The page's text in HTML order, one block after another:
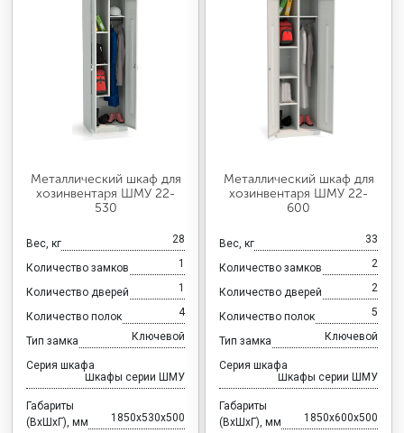
Металлический шкаф для
хозинвентаря ШМУ 22-
530
Вес, кг 28
Количество замков 1
Количество дверей 1
Количество полок 4
Тип замка Ключевой
Серия шкафа
Шкафы серии ШМУ
Габариты
(ВхШхГ), мм
1850x530x500
Металлический шкаф для
хозинвентаря ШМУ 22-
600
Вес, кг 33
Количество замков 2
Количество дверей 2
Количество полок 5
Тип замка Ключевой
Серия шкафа
Шкафы серии ШМУ
Габариты
(ВхШхГ), мм
1850x600x500